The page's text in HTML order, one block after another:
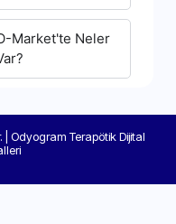
Market'te Neler
| Odyogram Terapötik Dijital